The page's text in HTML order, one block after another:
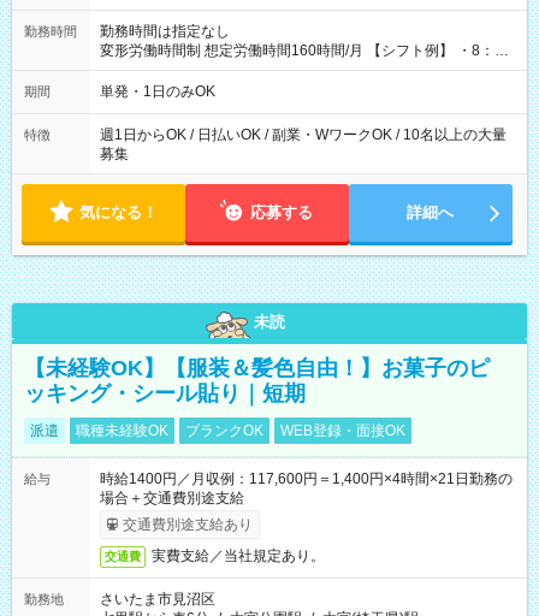
勤務時間
勤務時間は指定なし
変形労働時間制 想定労働時間160時間/月 【シフト例】 ・8：00
～21：00
期間 単発・1日のみOK
特徴
週1日からOK / 日払いOK / 副業・WワークOK / 10名以上の大量
募集
気になる！ 応募する 詳細へ
未読
【未経験OK】【服装＆髪色自由！】お菓子のピ
ッキング・シール貼り｜短期
派遣 職種未経験OK ブランクOK WEB登録・面接OK
給与
時給1400円／月収例：117,600円＝1,400円×4時間×21日勤務の
場合＋交通費別途支給
交通費別途支給あり
交通費 実費支給／当社規定あり。
勤務地
さいたま市見沼区